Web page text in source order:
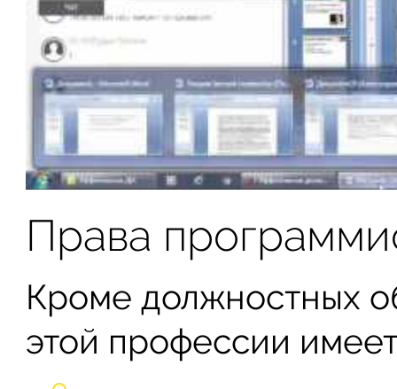
Права
Кроме должностных
этой профессии